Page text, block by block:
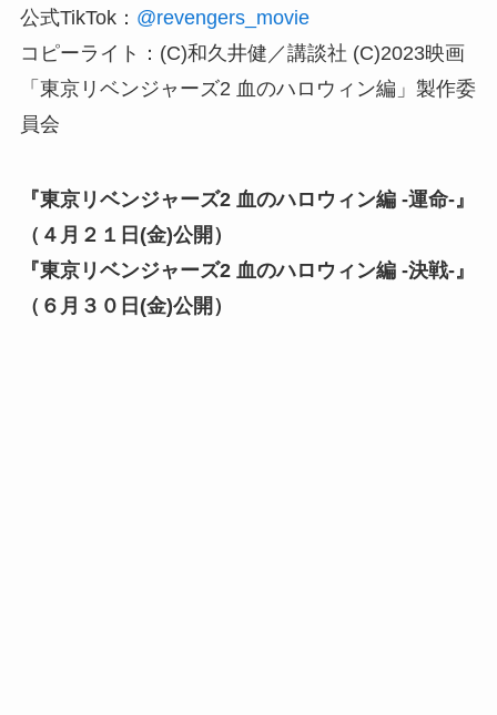
公式TikTok： @revengers_movie
コピーライト：(C)和久井健／講談社 (C)2023映画
「東京リベンジャーズ2 血のハロウィン編」製作委
員会
『東京リベンジャーズ2 血のハロウィン編 -運命-』
（４月２１日(金)公開）
『東京リベンジャーズ2 血のハロウィン編 -決戦-』
（６月３０日(金)公開）